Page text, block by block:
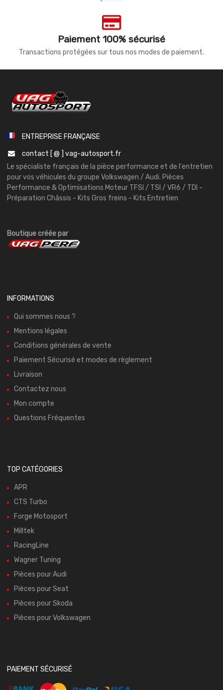
Paiement 100% sécurisé
Transactions protégées sur tous nos modes de paiement.
ENTREPRISE FRANÇAISE
contact [ @ ] vag-autosport.fr
Le spécialiste français de la pièce performance et de l'entretien
pour vos véhicules du groupe Volkswagen / Audi. Pièces
Performance & Optimisations Moteur TFSI / TSI / VR6 / TDI -
Préparation Châssis - Kits Gros freins - Kits Entretien
Boutique créée par
INFORMATIONS
Qui sommes nous ?
Mentions légales
Conditions générales de vente
Paiement Sécurisé et modes de règlement
Livraison
Contactez nous
Mon compte
Questions Fréquentes
TOP CATÉGORIES
APR
CTS Turbo
Forge Motosport
Milltek
RacingLine
Wagner Tuning
Pièces pour Audi
Pièces pour Seat
Pièces pour Skoda
Pièces pour Volkswagen
PAIEMENT SÉCURISÉ